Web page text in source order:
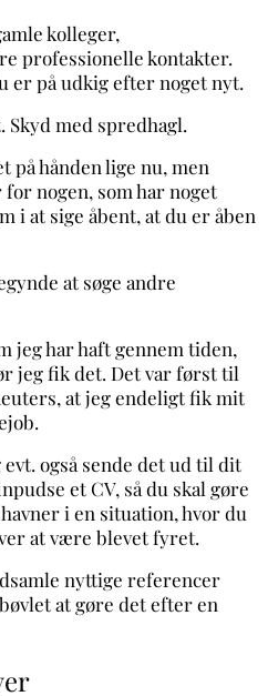
kolleger,
professionelle kontakter.
er på udkig efter noget nyt.
med spredhagl.
på hånden lige nu, men
nogen, som har noget
i at sige åbent, at du er åben
at søge andre
jeg har haft gennem tiden,
jeg fik det. Det var først til
at jeg endeligt fik mit
evt. også sende det ud til dit
et CV, så du skal gøre
i en situation, hvor du
at være blevet fyret.
nyttige referencer
at gøre det efter en